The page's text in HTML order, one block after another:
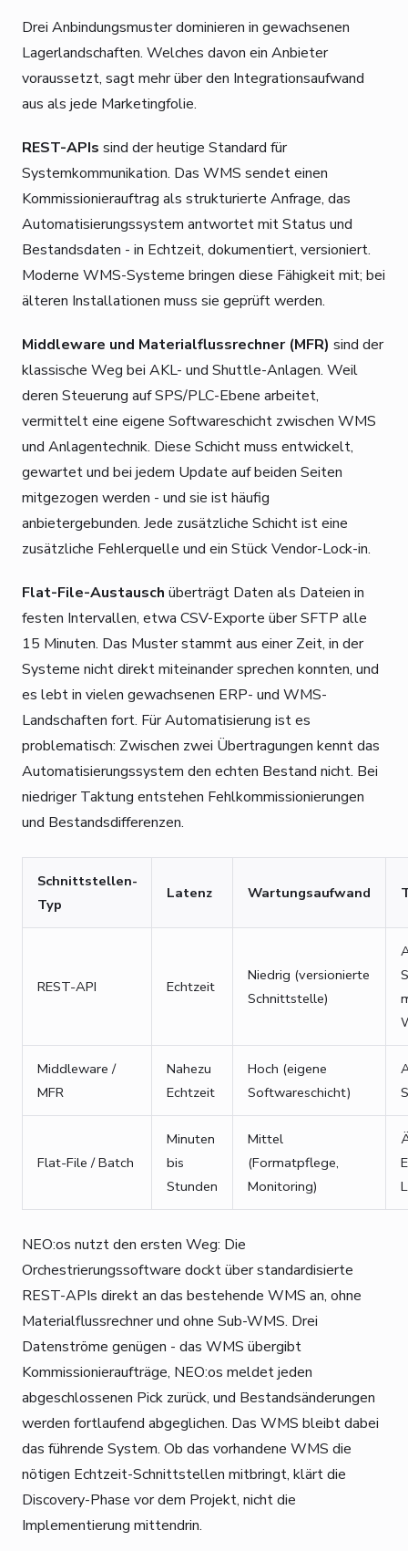
Drei Anbindungsmuster dominieren in gewachsenen
Lagerlandschaften. Welches davon ein Anbieter
voraussetzt, sagt mehr über den Integrationsaufwand
aus als jede Marketingfolie.
REST-APIs sind der heutige Standard für
Systemkommunikation. Das WMS sendet einen
Kommissionierauftrag als strukturierte Anfrage, das
Automatisierungssystem antwortet mit Status und
Bestandsdaten - in Echtzeit, dokumentiert, versioniert.
Moderne WMS-Systeme bringen diese Fähigkeit mit; bei
älteren Installationen muss sie geprüft werden.
Middleware und Materialflussrechner (MFR) sind der
klassische Weg bei AKL- und Shuttle-Anlagen. Weil
deren Steuerung auf SPS/PLC-Ebene arbeitet,
vermittelt eine eigene Softwareschicht zwischen WMS
und Anlagentechnik. Diese Schicht muss entwickelt,
gewartet und bei jedem Update auf beiden Seiten
mitgezogen werden - und sie ist häufig
anbietergebunden. Jede zusätzliche Schicht ist eine
zusätzliche Fehlerquelle und ein Stück Vendor-Lock-in.
Flat-File-Austausch überträgt Daten als Dateien in
festen Intervallen, etwa CSV-Exporte über SFTP alle
15 Minuten. Das Muster stammt aus einer Zeit, in der
Systeme nicht direkt miteinander sprechen konnten, und
es lebt in vielen gewachsenen ERP- und WMS-
Landschaften fort. Für Automatisierung ist es
problematisch: Zwischen zwei Übertragungen kennt das
Automatisierungssystem den echten Bestand nicht. Bei
niedriger Taktung entstehen Fehlkommissionierungen
und Bestandsdifferenzen.
Schnittstellen-
Typ
Latenz Wartungsaufwand
REST-API Echtzeit
Niedrig (versionierte
Schnittstelle)
Middleware /
MFR
Nahezu
Echtzeit
Hoch (eigene
Softwareschicht)
Flat-File / Batch
Minuten
bis
Stunden
Mittel
(Formatpflege,
Monitoring)
NEO:os nutzt den ersten Weg: Die
Orchestrierungssoftware dockt über standardisierte
REST-APIs direkt an das bestehende WMS an, ohne
Materialflussrechner und ohne Sub-WMS. Drei
Datenströme genügen - das WMS übergibt
Kommissionieraufträge, NEO:os meldet jeden
abgeschlossenen Pick zurück, und Bestandsänderungen
werden fortlaufend abgeglichen. Das WMS bleibt dabei
das führende System. Ob das vorhandene WMS die
nötigen Echtzeit-Schnittstellen mitbringt, klärt die
Discovery-Phase vor dem Projekt, nicht die
Implementierung mittendrin.